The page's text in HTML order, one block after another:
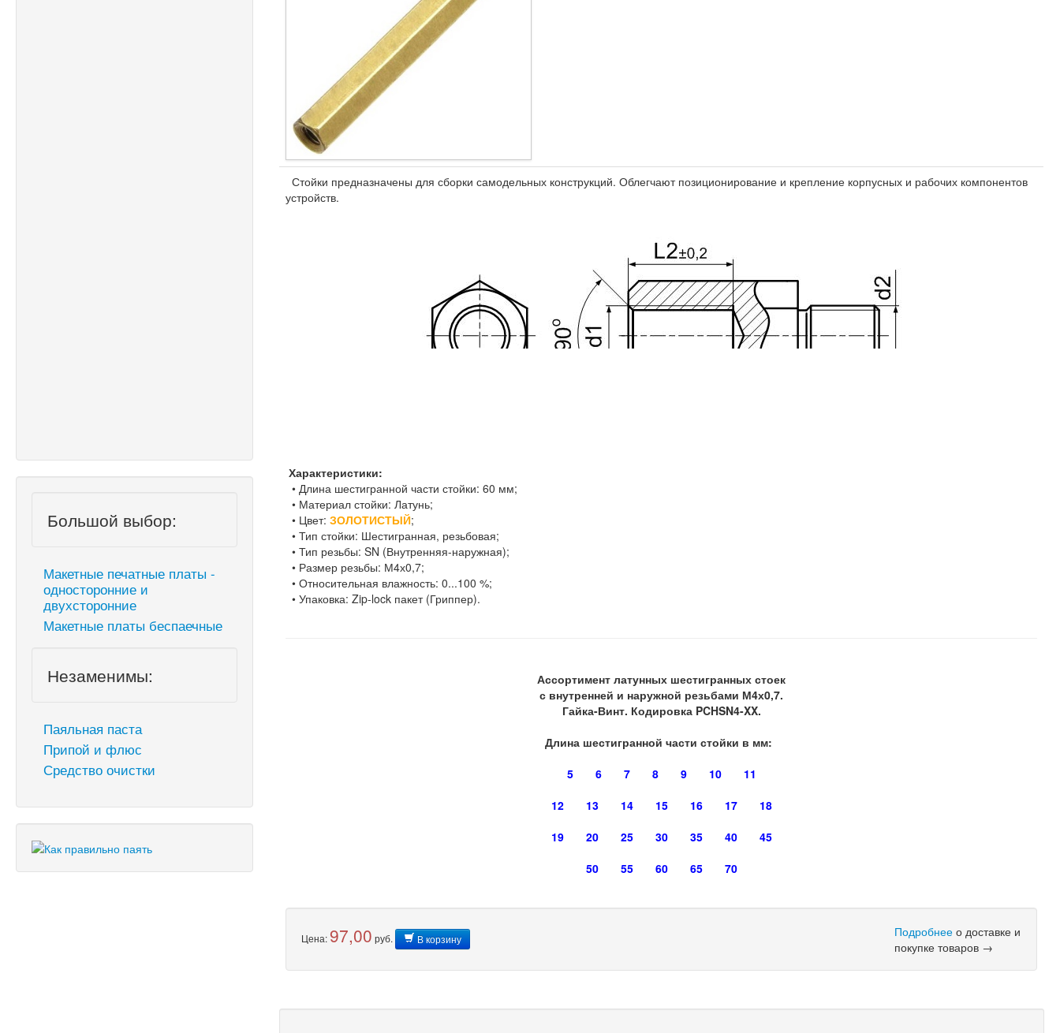
Большой выбор:
Макетные печатные платы -
односторонние и
двухсторонние
Макетные платы беспаечные
Незаменимы:
Паяльная паста
Припой и флюс
Средство очистки
Стойки предназначены для сборки самодельных конструкций. Облегчают позиционирование и крепление корпусных и рабочих компонентов
устройств.
Характеристики:
• Длина шестигранной части стойки: 60 мм;
• Материал стойки: Латунь;
• Цвет:ЗОЛОТИСТЫЙ;
• Тип стойки: Шестигранная, резьбовая;
• Тип резьбы: SN (Внутренняя-наружная);
• Размер резьбы: М4х0,7;
• Относительная влажность: 0...100 %;
• Упаковка: Zip-lock пакет (Гриппер).
Ассортимент латунных шестигранных стоек
с внутренней и наружной резьбами М4х0,7.
Гайка-Винт. Кодировка PCHSN4-XX.
Длина шестигранной части стойки в мм:
5
6 7 8 9 10
11
12
13 14 15 16 17
18
19
20 25 30 35 40
45
50
55 60 65 70
Цена: 97,00 руб. В корзину Подробнее о доставке и
покупке товаров →